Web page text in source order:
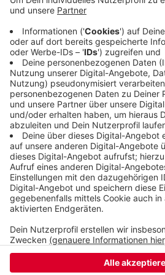
darlegen. Man kann in dem
Postleitzahl eingeben und
Fragen beantworten - dann
welchen Wuppertaler
eigene Meinung am ehesten
Veröffentlicht:Dienstag, 10.05.2022
Anzeige